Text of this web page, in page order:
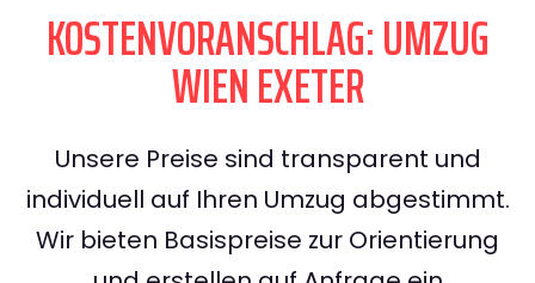
KOSTENVORANSCHLAG: UMZUG
WIEN EXETER
Unsere Preise sind transparent und
individuell auf Ihren Umzug abgestimmt.
Wir bieten Basispreise zur Orientierung